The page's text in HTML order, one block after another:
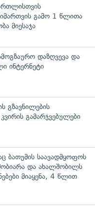
გამო 1 წლითა
მიესაჯა
დაზღვევა და
ინტერნეტი
გზავნილების
გამარჯვებულები
ბათუმის საავადმყოფოს
და ახალშობილს
მიაყენა, 4 წლით